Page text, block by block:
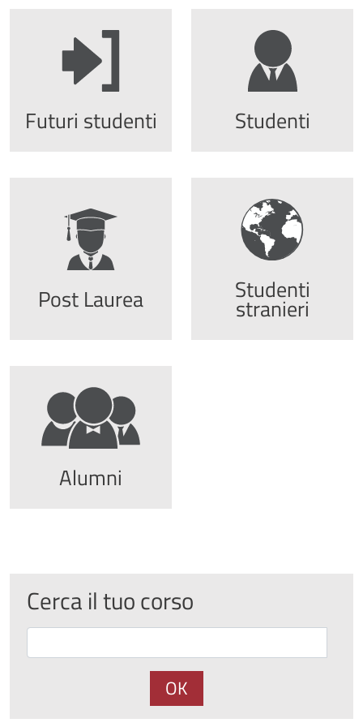
Futuri studenti Studenti
Post Laurea Studenti
stranieri
Alumni
Cerca il tuo corso
OK